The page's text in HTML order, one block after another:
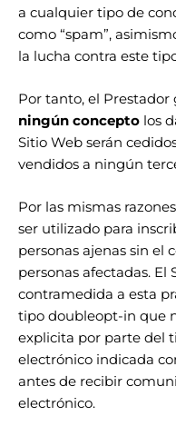
a cualquier tipo de
como “spam”,
la lucha contra este
Por tanto, el Prestador
ningún concepto los
Sitio Web serán
vendidos a ningún
Por las mismas
ser utilizado para
personas ajenas sin el
personas afectadas.
contramedida a esta
tipo doubleopt-in que
explicita por parte del
electrónico indicada
antes de recibir
electrónico.